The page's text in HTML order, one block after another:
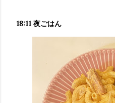
18:11 夜ごはん